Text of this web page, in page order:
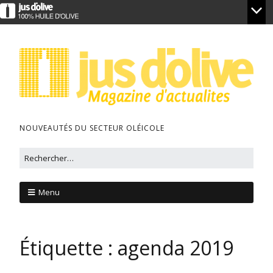
NOUVEAUTÉS DU SECTEUR OLÉICOLE
Menu
Étiquette : agenda 2019